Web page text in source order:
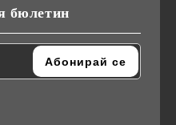
бюлетин